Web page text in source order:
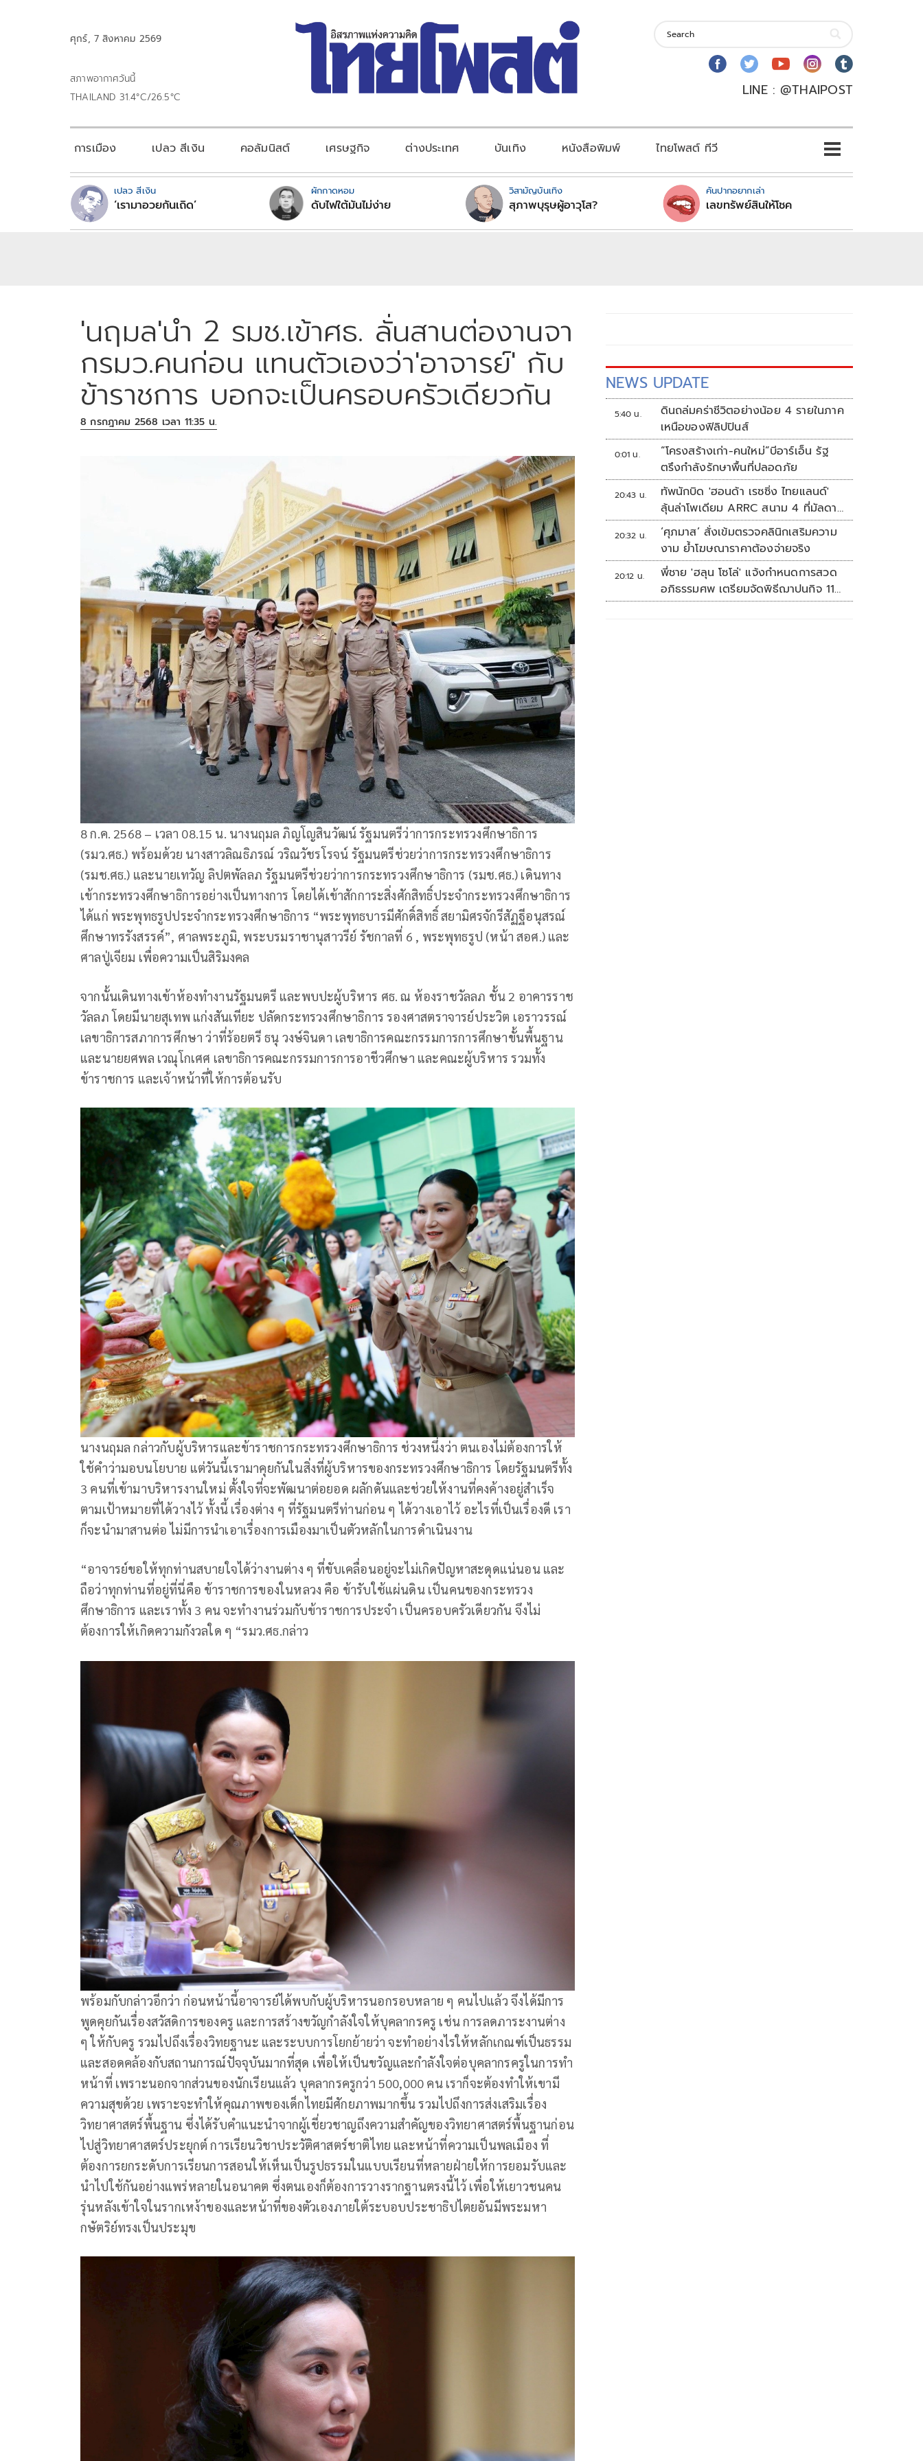
ศุกร์, 7 สิงหาคม 2569
สภาพอากาศวันนี้
THAILAND 31.4°C/26.5°C
LINE : @THAIPOST
การเมือง เปลว สีเงิน คอลัมนิสต์ เศรษฐกิจ ต่างประเทศ บันเทิง หนังสือพิมพ์ ไทยโพสต์ ทีวี
เปลว สีเงิน
‘เรามาอวยกันเถิด’
ผักกาดหอม
ดับไฟใต้มันไม่ง่าย
วิสามัญบันเทิง
สุภาพบุรุษผู้อาวุโส?
คันปากอยากเล่า
เลขทรัพย์สินให้โชค
'นฤมล'นำ 2 รมช.เข้าศธ. ลั่นสานต่องานจา
กรมว.คนก่อน แทนตัวเองว่า'อาจารย์' กับ
ข้าราชการ บอกจะเป็นครอบครัวเดียวกัน
8 กรกฎาคม 2568 เวลา 11:35 น.
8 ก.ค. 2568 – เวลา 08.15 น. นางนฤมล ภิญโญสินวัฒน์ รัฐมนตรีว่าการกระทรวงศึกษาธิการ
(รมว.ศธ.) พร้อมด้วย นางสาวลิณธิภรณ์ วริณวัชรโรจน์ รัฐมนตรีช่วยว่าการกระทรวงศึกษาธิการ
(รมช.ศธ.) และนายเทวัญ ลิปตพัลลภ รัฐมนตรีช่วยว่าการกระทรวงศึกษาธิการ (รมช.ศธ.) เดินทาง
เข้ากระทรวงศึกษาธิการอย่างเป็นทางการ โดยได้เข้าสักการะสิ่งศักสิทธิ์ประจำกระทรวงศึกษาธิการ
ได้แก่ พระพุทธรูปประจำกระทรวงศึกษาธิการ “พระพุทธบารมีศักดิ์สิทธิ์ สยามิศรจักรีสัฏฐีอนุสรณ์
ศึกษาทรรังสรรค์”, ศาลพระภูมิ, พระบรมราชานุสาวรีย์ รัชกาลที่ 6 , พระพุทธรูป (หน้า สอศ.) และ
ศาลปู่เจียม เพื่อความเป็นสิริมงคล
จากนั้นเดินทางเข้าห้องทำงานรัฐมนตรี และพบปะผู้บริหาร ศธ. ณ ห้องราชวัลลภ ชั้น 2 อาคารราช
วัลลภ โดยมีนายสุเทพ แก่งสันเทียะ ปลัดกระทรวงศึกษาธิการ รองศาสตราจารย์ประวิต เอราวรรณ์
เลขาธิการสภาการศึกษา ว่าที่ร้อยตรี ธนุ วงษ์จินดา เลขาธิการคณะกรรมการการศึกษาขั้นพื้นฐาน
และนายยศพล เวณุโกเศศ เลขาธิการคณะกรรมการการอาชีวศึกษา และคณะผู้บริหาร รวมทั้ง
ข้าราชการ และเจ้าหน้าที่ให้การต้อนรับ
นางนฤมล กล่าวกับผู้บริหารและข้าราชการกระทรวงศึกษาธิการ ช่วงหนึ่งว่า ตนเองไม่ต้องการให้
ใช้คำว่ามอบนโยบาย แต่วันนี้เรามาคุยกันในสิ่งที่ผู้บริหารของกระทรวงศึกษาธิการ โดยรัฐมนตรีทั้ง
3 คนที่เข้ามาบริหารงานใหม่ ตั้งใจที่จะพัฒนาต่อยอด ผลักดันและช่วยให้งานที่คงค้างอยู่สำเร็จ
ตามเป้าหมายที่ได้วางไว้ ทั้งนี้ เรื่องต่าง ๆ ที่รัฐมนตรีท่านก่อน ๆ ได้วางเอาไว้ อะไรที่เป็นเรื่องดี เรา
ก็จะนำมาสานต่อ ไม่มีการนำเอาเรื่องการเมืองมาเป็นตัวหลักในการดำเนินงาน
“อาจารย์ขอให้ทุกท่านสบายใจได้ว่างานต่าง ๆ ที่ขับเคลื่อนอยู่จะไม่เกิดปัญหาสะดุดแน่นอน และ
ถือว่าทุกท่านที่อยู่ที่นี่คือ ข้าราชการของในหลวง คือ ข้ารับใช้แผ่นดิน เป็นคนของกระทรวง
ศึกษาธิการ และเราทั้ง 3 คน จะทำงานร่วมกับข้าราชการประจำ เป็นครอบครัวเดียวกัน จึงไม่
ต้องการให้เกิดความกังวลใด ๆ “รมว.ศธ.กล่าว
พร้อมกับกล่าวอีกว่า ก่อนหน้านี้อาจารย์ได้พบกับผู้บริหารนอกรอบหลาย ๆ คนไปแล้ว จึงได้มีการ
พูดคุยกันเรื่องสวัสดิการของครู และการสร้างขวัญกำลังใจให้บุคลากรครู เช่น การลดภาระงานต่าง
ๆ ให้กับครู รวมไปถึงเรื่องวิทยฐานะ และระบบการโยกย้ายว่า จะทำอย่างไรให้หลักเกณฑ์เป็นธรรม
และสอดคล้องกับสถานการณ์ปัจจุบันมากที่สุด เพื่อให้เป็นขวัญและกำลังใจต่อบุคลากรครูในการทำ
หน้าที่ เพราะนอกจากส่วนของนักเรียนแล้ว บุคลากรครูกว่า 500,000 คน เราก็จะต้องทำให้เขามี
ความสุขด้วย เพราะจะทำให้คุณภาพของเด็กไทยมีศักยภาพมากขึ้น รวมไปถึงการส่งเสริมเรื่อง
วิทยาศาสตร์พื้นฐาน ซึ่งได้รับคำแนะนำจากผู้เชี่ยวชาญถึงความสำคัญของวิทยาศาสตร์พื้นฐานก่อน
ไปสู่วิทยาศาสตร์ประยุกต์ การเรียนวิชาประวัติศาสตร์ชาติไทย และหน้าที่ความเป็นพลเมือง ที่
ต้องการยกระดับการเรียนการสอนให้เห็นเป็นรูปธรรมในแบบเรียนที่หลายฝ่ายให้การยอมรับและ
นำไปใช้กันอย่างแพร่หลายในอนาคต ซึ่งตนเองก็ต้องการวางรากฐานตรงนี้ไว้ เพื่อให้เยาวชนคน
รุ่นหลังเข้าใจในรากเหง้าของและหน้าที่ของตัวเองภายใต้ระบอบประชาธิปไตยอันมีพระมหา
กษัตริย์ทรงเป็นประมุข
NEWS UPDATE
5:40 น.
ดินถล่มคร่าชีวิตอย่างน้อย 4 รายในภาค
เหนือของฟิลิปปินส์
0:01 น.
“โครงสร้างเก่า-คนใหม่”บีอาร์เอ็น รัฐ
ตรึงกำลังรักษาพื้นที่ปลอดภัย
20:43 น.
ทัพนักบิด 'ฮอนด้า เรซซิ่ง ไทยแลนด์'
ลุ้นล่าโพเดียม ARRC สนาม 4 ที่มัลดาลิ
กา
20:32 น.
‘ศุภมาส’ สั่งเข้มตรวจคลินิกเสริมความ
งาม ย้ำโฆษณาราคาต้องจ่ายจริง
20:12 น.
พี่ชาย 'ฮลุน โซโล่' แจ้งกำหนดการสวด
อภิธรรมศพ เตรียมจัดพิธีฌาปนกิจ 11
ส.ค.